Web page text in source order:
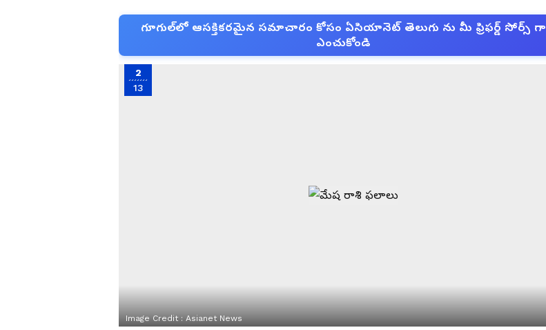
గూగుల్‌లో ఆసక్తికరమైన సమాచారం కోసం ఏసియానెట్ తెలుగు ను మీ ఫ్రిఫర్డ్ సోర్స్ గా
ఎంచుకోండి
2
13
Image Credit : Asianet News